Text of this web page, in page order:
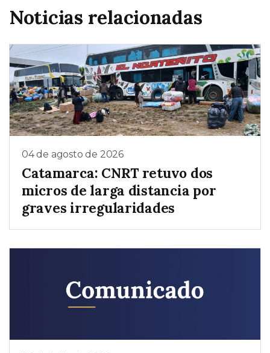
Noticias relacionadas
04 de agosto de 2026
Catamarca: CNRT retuvo dos
micros de larga distancia por
graves irregularidades